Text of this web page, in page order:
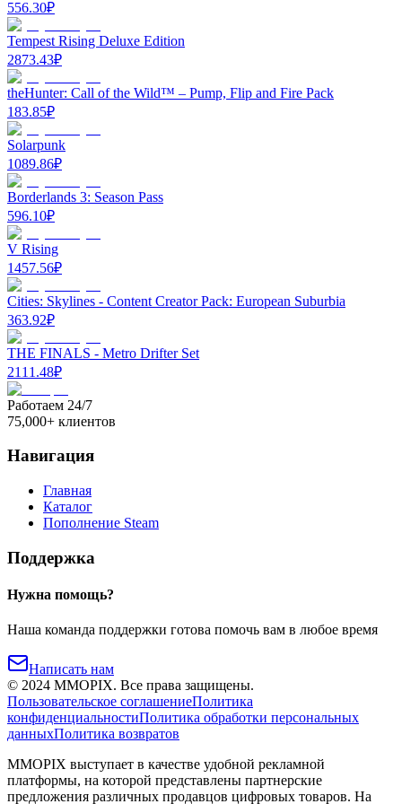
556.30₽
Tempest Rising Deluxe Edition
2873.43₽
theHunter: Call of the Wild™ – Pump, Flip and Fire Pack
183.85₽
Solarpunk
1089.86₽
Borderlands 3: Season Pass
596.10₽
V Rising
1457.56₽
Cities: Skylines - Content Creator Pack: European Suburbia
363.92₽
THE FINALS - Metro Drifter Set
2111.48₽
Работаем 24/7
75,000+ клиентов
Навигация
Главная
Каталог
Пополнение Steam
Поддержка
Нужна помощь?
Наша команда поддержки готова помочь вам в любое время
Написать нам
© 2024 MMOPIX. Все права защищены.
Пользовательское соглашениеПолитика
конфиденциальностиПолитика обработки персональных
данныхПолитика возвратов
MMOPIX выступает в качестве удобной рекламной
платформы, на которой представлены партнерские
предложения различных продавцов цифровых товаров. На